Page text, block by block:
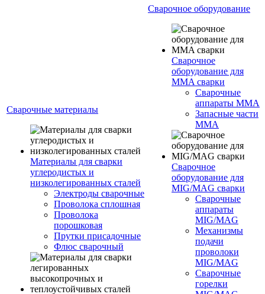
Сварочные материалы
Материалы для сварки
углеродистых и
низколегированных сталей
Электроды сварочные
Проволока сплошная
Проволока
порошковая
Прутки присадочные
Флюс сварочный
Сварочное оборудование
Сварочное
оборудование для
MMA сварки
Сварочные
аппараты MMA
Запасные части
MMA
Сварочное
оборудование для
MIG/MAG сварки
Сварочные
аппараты
MIG/MAG
Механизмы
подачи
проволоки
MIG/MAG
Сварочные
горелки